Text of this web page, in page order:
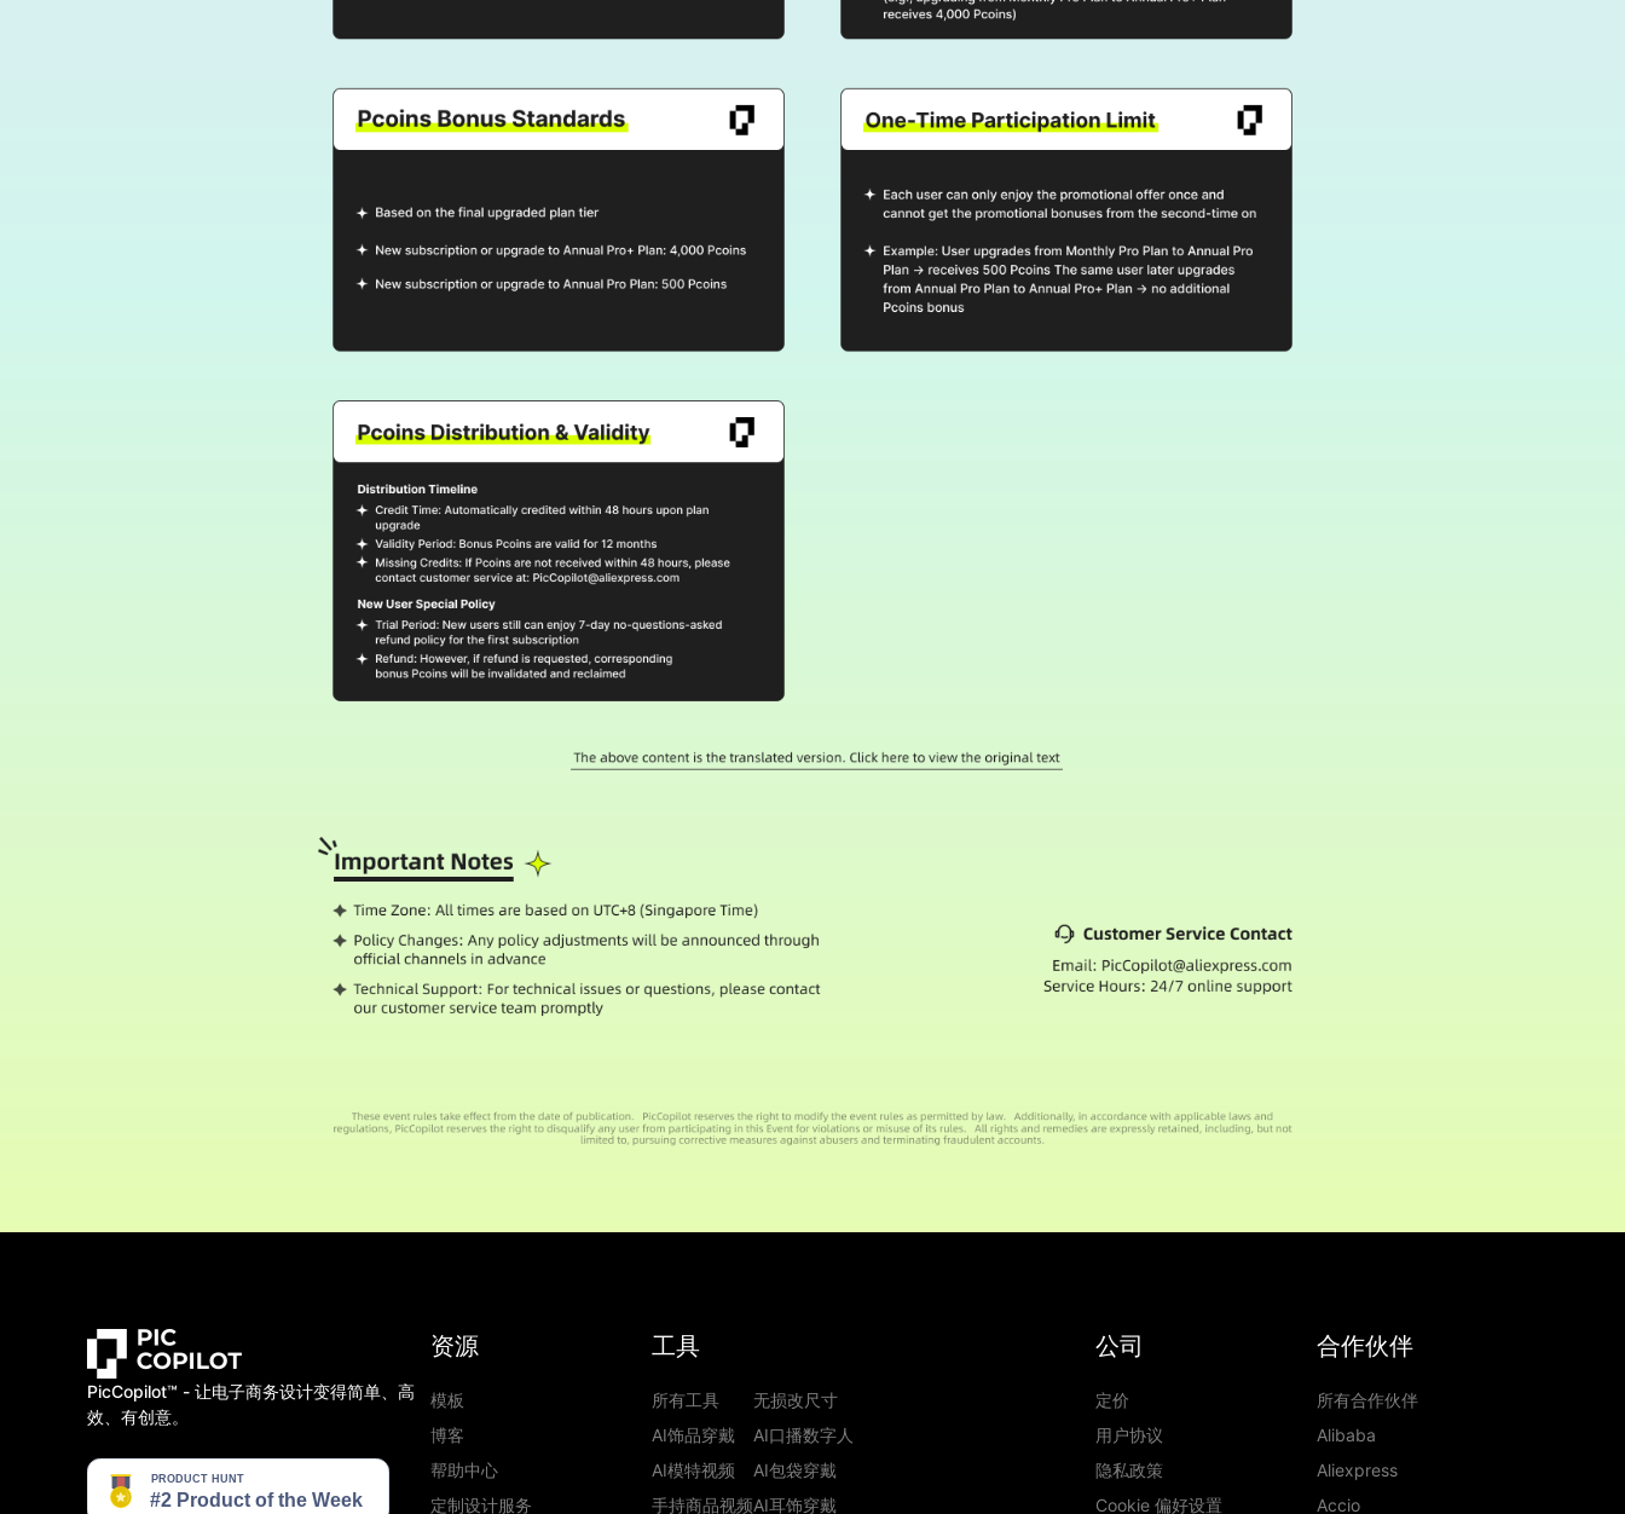
PicCopilot™️ - 让电子商务设计变得简单、高
效、有创意。
资源
模板
博客
帮助中心
定制设计服务
工具
所有工具
AI饰品穿戴
AI模特视频
手持商品视频
无损改尺寸
AI口播数字人
AI包袋穿戴
AI耳饰穿戴
公司
定价
用户协议
隐私政策
Cookie 偏好设置
合作伙伴
所有合作伙伴
Alibaba
Aliexpress
Accio